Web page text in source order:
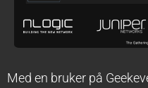
Med en bruker på